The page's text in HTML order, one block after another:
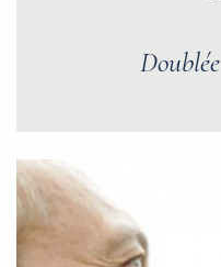
Doublée